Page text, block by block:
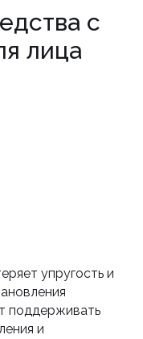
с
лица
упругость и
поддерживать
и